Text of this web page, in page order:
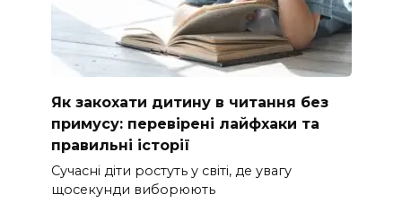
Як закохати дитину в читання без
примусу: перевірені лайфхаки та
правильні історії
Сучасні діти ростуть у світі, де увагу
щосекунди виборюють